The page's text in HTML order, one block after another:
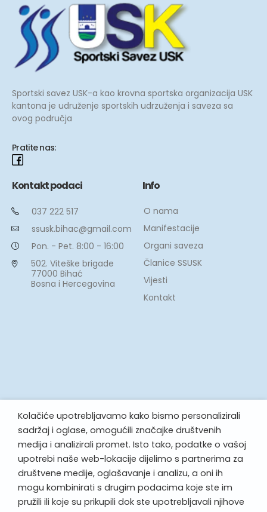
Sportski savez USK-a kao krovna sportska organizacija USK
kantona je udruženje sportskih udrzuženja i saveza sa
ovog područja
Pratite nas:
Kontakt podaci
037 222 517
ssusk.bihac@gmail.com
Pon. - Pet. 8:00 - 16:00
502. Viteške brigade
77000 Bihać
Bosna i Hercegovina
Info
O nama
Manifestacije
Organi saveza
Članice SSUSK
Vijesti
Kontakt
Kolačiće upotrebljavamo kako bismo personalizirali
sadržaj i oglase, omogućili značajke društvenih
medija i analizirali promet. Isto tako, podatke o vašoj
upotrebi naše web-lokacije dijelimo s partnerima za
društvene medije, oglašavanje i analizu, a oni ih
mogu kombinirati s drugim podacima koje ste im
pružili ili koje su prikupili dok ste upotrebljavali njihove